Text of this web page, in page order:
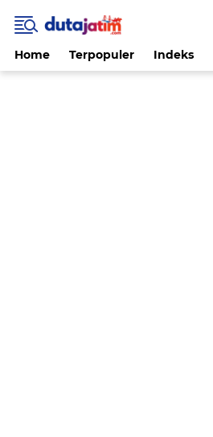
Home Terpopuler Indeks